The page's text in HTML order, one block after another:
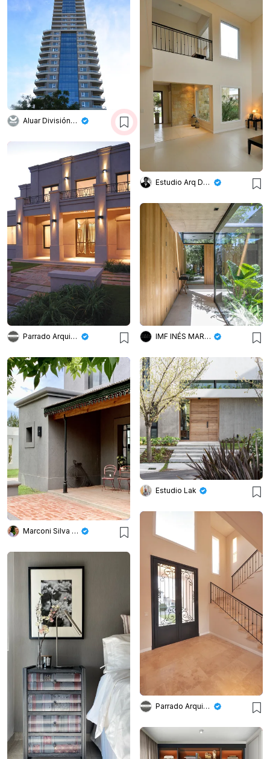
Aluar División Elaborados
Estudio Arq Daniel Tarrio
Parrado Arquitectura IMF INÉS MARTINEZ FERRARIO
Marconi Silva Arquitectos
Estudio Lak
Parrado Arquitectura